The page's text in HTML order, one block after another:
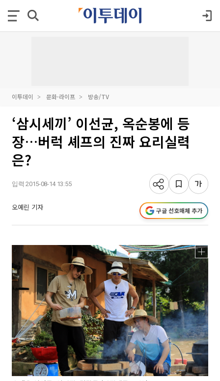
이투데이 문화·라이프 방송/TV
‘삼시세끼’ 이선균, 옥순봉에 등
장…버럭 셰프의 진짜 요리실력
은?
입력 2015-08-14 13:55
오예린 기자 구글 선호매체 추가